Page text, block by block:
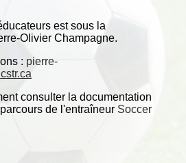
est sous la
Olivier Champagne.
: pierre-
consulter la documentation
de l'entraîneur Soccer